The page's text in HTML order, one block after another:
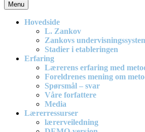
En effektiv og spennende modell for
barneskolen
Menu
Hovedside
L. Zankov
Zankovs
Stadier i etableringen
Erfaring
Lærerens erfaring med
Foreldrenes mening om
Spørsmål – svar
Våre forfattere
Media
Lærerressurser
lærerveiledning